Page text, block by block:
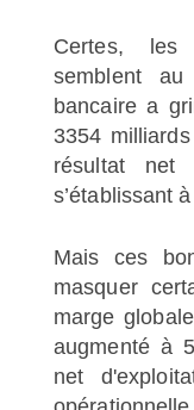
Certes, les
semblent
bancaire a
3354
résultat net
s’établissant
Mais ces
masquer
marge
augmenté à
net